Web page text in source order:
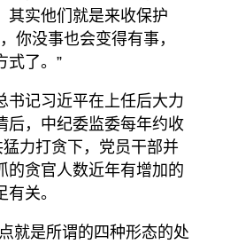
其实他们就是来收保护
你没事也会变得有事，
式了。”
书记习近平在上任后大力
后，中纪委监委每年约收
力打贪下，党员干部并
的贪官人数近年有增加的
关。
就是所谓的四种形态的处